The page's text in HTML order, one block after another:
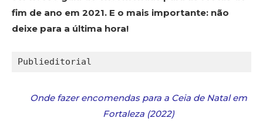
fim de ano em 2021. E o mais importante: não
deixe para a última hora!
Publieditorial
Onde fazer encomendas para a Ceia de Natal em
Fortaleza (2022)